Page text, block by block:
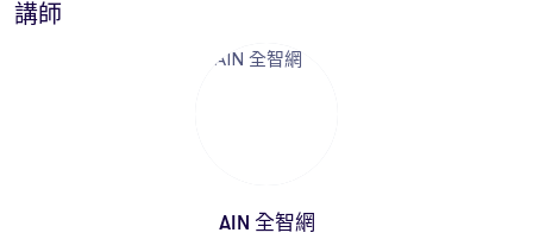
講師
AIN 全智網